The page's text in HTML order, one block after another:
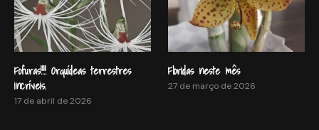
Fofuras!!!! Orquídeas terrestres
incríveis.
17 de abril de 2026
Floridas neste mês
27 de março de 2026